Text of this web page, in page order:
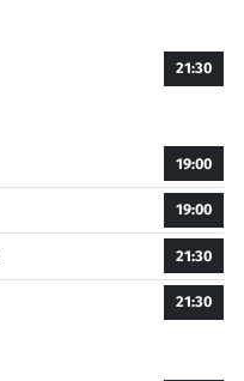
21:30
19:00
19:00
21:30
21:30